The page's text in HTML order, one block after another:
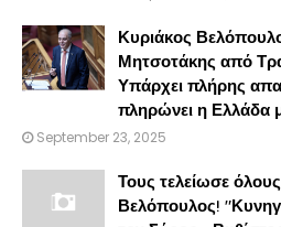
Κυριάκος
Μητσοτάκης από
Υπάρχει πλήρης
πληρώνει η Ελλάδα
September 23, 2025
Τους τελείωσε
Βελόπουλος!